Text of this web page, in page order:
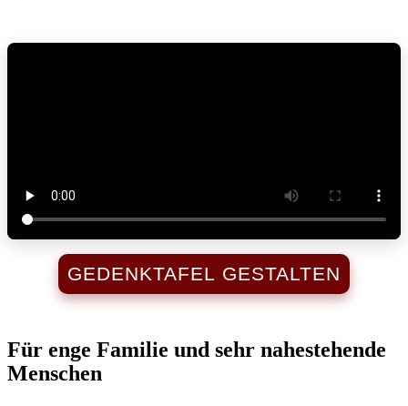
GEDENKTAFEL GESTALTEN
Für enge Familie und sehr nahestehende
Menschen